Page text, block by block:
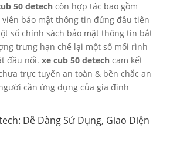
50 detechcòn hợp tác bao gồm
bảo mật thông tin đứng đầu tiên
số chính sách bảo mật thông tin bắt
trưng hạn chế lại một số mối rình
đầu nổi. xe cub 50 detechcam kết
trực tuyến an toàn & bền chắc an
cần ứng dụng của gia đình
Dễ Dàng Sử Dụng, Giao Diện